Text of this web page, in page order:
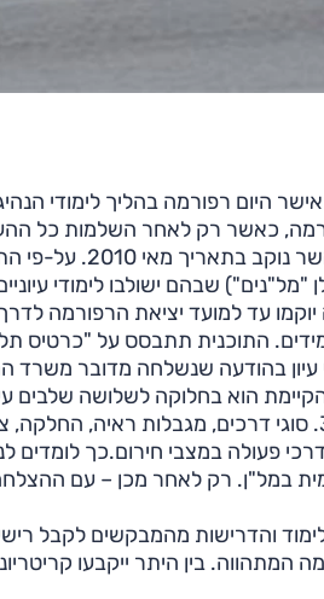
היום רפורמה בהליך לימודי
כאשר רק לאחר השלמות כל
הרפורמה", כאשר
"מל"נים") שבהם ישולבו לימודי
עיון בהודעה שנשלחה מדובר משרד
פניות ומתן זכות קדימה. 3. סוגי דרכים,
פעולה במצבי חירום.כך
במל"ן. רק לאחר מכן – עם
והדרישות מהמבקשים לקבל
בין היתר ייקבעו